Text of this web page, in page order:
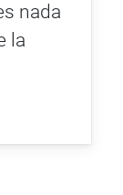
nada
la